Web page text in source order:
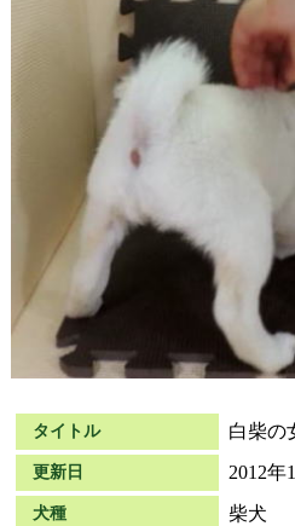
タイトル 白柴の
更新日 2012年
犬種 柴犬